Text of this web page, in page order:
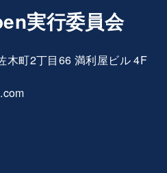
実行委員会
木町2丁目66 満利屋ビル 4F